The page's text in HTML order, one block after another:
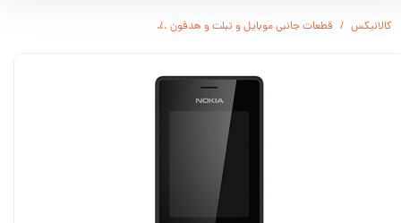
کالانیکس قطعات جانبی موبایل و تبلت و هدفون